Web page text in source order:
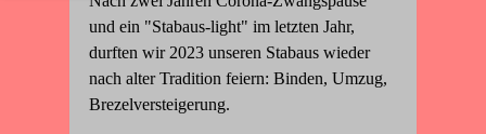
und ein "Stabaus-light" im letzten Jahr,
durften wir 2023 unseren Stabaus wieder
nach alter Tradition feiern: Binden, Umzug,
Brezelversteigerung.